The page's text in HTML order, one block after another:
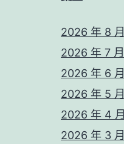
2026 年 8 月
2026 年 7 月
2026 年 6 月
2026 年 5 月
2026 年 4 月
2026 年 3 月